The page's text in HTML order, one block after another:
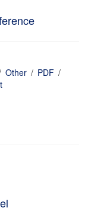
論理と感性の先端的
超成熟社会発展のサ
Other / PDF /